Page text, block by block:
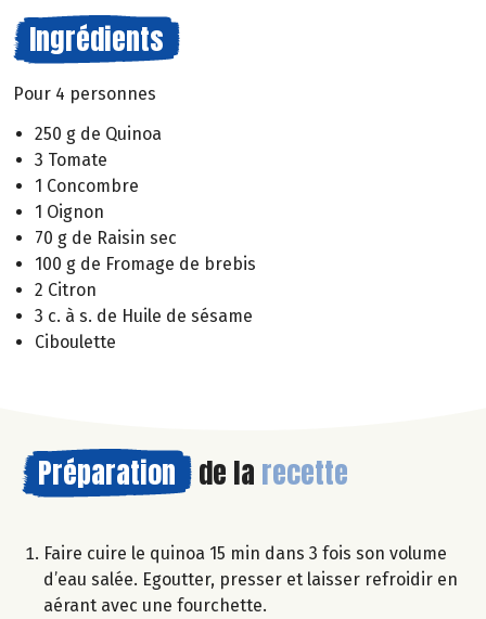
Ingrédients
Pour 4 personnes
250 g de Quinoa
3 Tomate
1 Concombre
1 Oignon
70 g de Raisin sec
100 g de Fromage de brebis
2 Citron
3 c. à s. de Huile de sésame
Ciboulette
Préparation de la recette
Faire cuire le quinoa 15 min dans 3 fois son volume
d’eau salée. Egoutter, presser et laisser refroidir en
aérant avec une fourchette.